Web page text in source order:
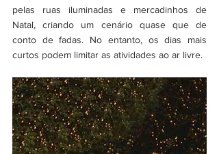
pelas ruas iluminadas e mercadinhos de
Natal, criando um cenário quase que de
conto de fadas. No entanto, os dias mais
curtos podem limitar as atividades ao ar livre.